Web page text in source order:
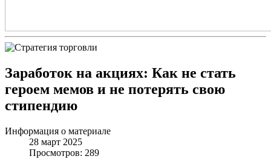
Заработок на акциях: Как не стать
героем мемов и не потерять свою
стипендию
Информация о материале
28 март 2025
Просмотров: 289